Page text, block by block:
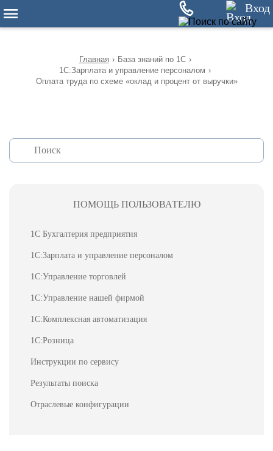
Вход
Главная › База знаний по 1С ›
1С:Зарплата и управление персоналом ›
Оплата труда по схеме «оклад и процент от выручки»
ПОМОЩЬ ПОЛЬЗОВАТЕЛЮ
1С Бухгалтерия предприятия
1С:Зарплата и управление персоналом
1С:Управление торговлей
1С:Управление нашей фирмой
1С:Комплексная автоматизация
1С:Розница
Инструкции по сервису
Результаты поиска
Отраслевые конфигурации